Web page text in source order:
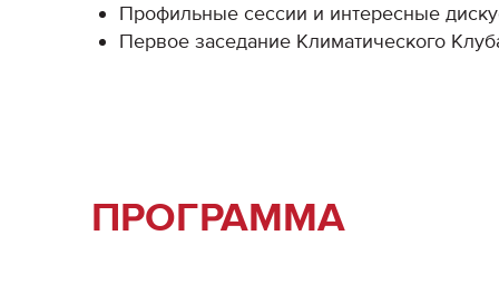
Профильные сессии и интересные
Первое заседание Климатического
ПРОГРАММА